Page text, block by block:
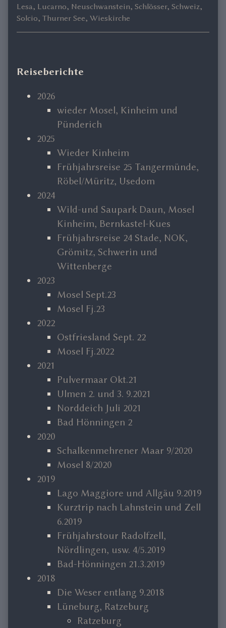
Lesa, Lucarno, Neuschwanstein, Schlösser, Schweiz,
Solcio, Thurner See, Wieskirche
Primary
Sidebar
Reiseberichte
2026
wieder Mosel, Kinheim und
Pünderich
2025
Wieder Kinheim
Frühjahrsreise 25 Tangermünde,
Röbel/Müritz, Usedom
2024
Wild-und Saupark Daun, Mosel
Kinheim, Bernkastel-Kues
Frühjahrsreise 24 Stade, NOK,
Grömitz, Schwerin und
Wittenberge
2023
Mosel Sept.23
Mosel Fj.23
2022
Ostfriesland Sept. 22
Mosel Fj.2022
2021
Pulvermaar Okt.21
Ulmen 2. und 3. 9.2021
Norddeich Juli 2021
Bad Hönningen 2
2020
Schalkenmehrener Maar 9/2020
Mosel 8/2020
2019
Lago Maggiore und Allgäu 9.2019
Kurztrip nach Lahnstein und Zell
6.2019
Frühjahrstour Radolfzell,
Nördlingen, usw. 4/5.2019
Bad-Hönningen 21.3.2019
2018
Die Weser entlang 9.2018
Lüneburg, Ratzeburg
Ratzeburg